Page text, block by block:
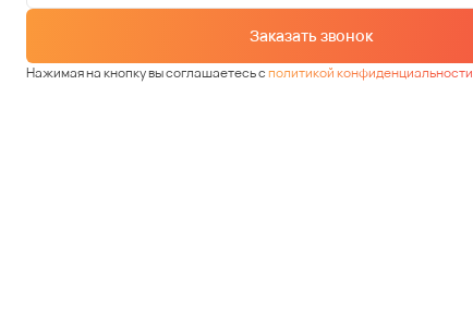
Заказать звонок
Нажимая на кнопку вы соглашаетесь сполитикой конфиденциальности